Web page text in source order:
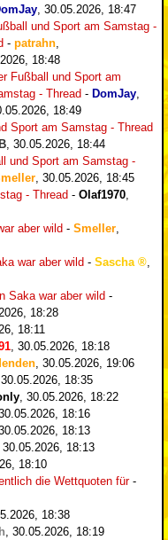
, 30.05.2026, 18:47
und Sport am Samstag -
- patrahn,
18:48
Fußball und Sport am
- Thread - DomJay,
18:49
Sport am Samstag - Thread
, 30.05.2026, 18:44
und Sport am Samstag -
, 30.05.2026, 18:45
- Thread - Olaf1970,
aber wild - Smeller,
war aber wild - Sascha
,
Saka war aber wild -
18:28
18:11
, 30.05.2026, 18:18
, 30.05.2026, 19:06
30.05.2026, 18:35
, 30.05.2026, 18:22
18:16
18:13
30.05.2026, 18:13
18:10
die Wettquoten für-
18:38
, 30.05.2026, 18:19